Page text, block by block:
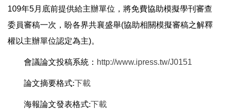
109年5月底前提供給主辦單位，將免費協助模擬學刊審查
委員審稿一次，盼各界共襄盛舉(協助相關模擬審稿之解釋
權以主辦單位認定為主)。
會議論文投稿系統： http://www.ipress.tw/J0151
論文摘要格式:下載
海報論文發表格式:下載